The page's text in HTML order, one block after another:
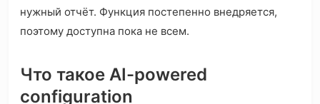
нужный отчёт. Функция постепенно внедряется,
поэтому доступна пока не всем.
Что такое AI-powered
configuration